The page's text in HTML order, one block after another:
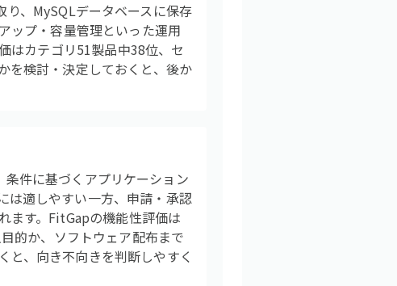
、MySQLデータベースに保存
ップ・容量管理といった運用
はカテゴリ51製品中38位、セ
を検討・決定しておくと、後か
件に基づくアプリケーション
は適しやすい一方、申請・承認
ます。FitGapの機能性評価は
的か、ソフトウェア配布まで
と、向き不向きを判断しやすく